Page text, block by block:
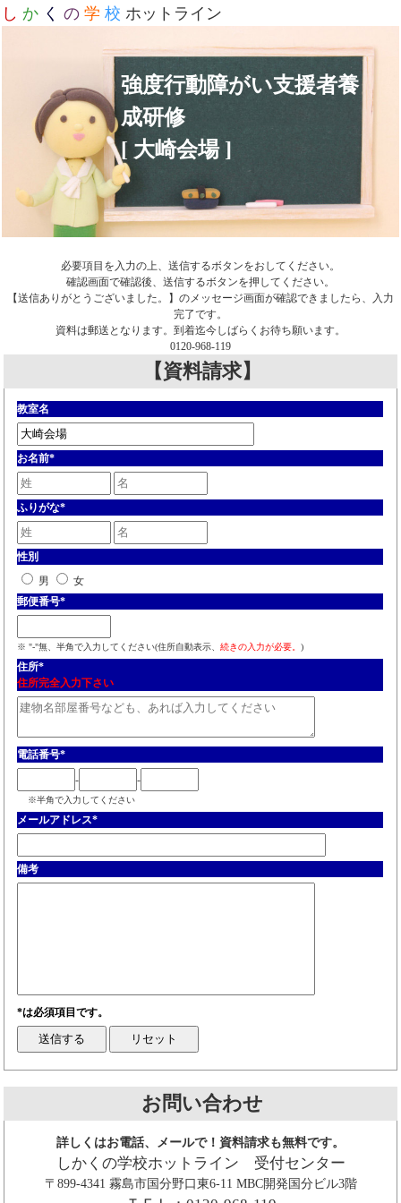
し か く の 学 校 ホットライン
強度行動障がい支援者養
成研修
[ 大崎会場 ]
必要項目を入力の上、送信するボタンをおしてください。
確認画面で確認後、送信するボタンを押してください。
【送信ありがとうございました。】のメッセージ画面が確認できましたら、入力
完了です。
資料は郵送となります。到着迄今しばらくお待ち願います。
0120-968-119
【資料請求】
教室名
お名前*
ふりがな*
性別
男
女
郵便番号*
※ "-"無、半角で入力してください(住所自動表示、 続きの入力が必要。 )
住所*
住所完全入力下さい
電話番号*
-
-
※半角で入力してください
メールアドレス*
備考
*は必須項目です。
お問い合わせ
詳しくはお電話、メールで！資料請求も無料です。
しかくの学校ホットライン 受付センター
〒899-4341 霧島市国分野口東6-11 MBC開発国分ビル3階